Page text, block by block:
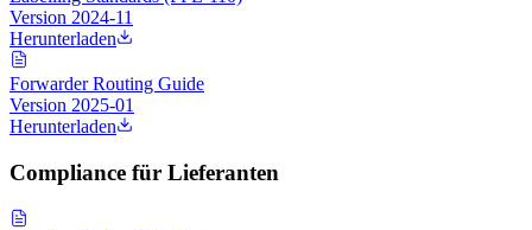
Version 2024-11
Herunterladen
Forwarder Routing Guide
Version 2025-01
Herunterladen
Compliance für Lieferanten